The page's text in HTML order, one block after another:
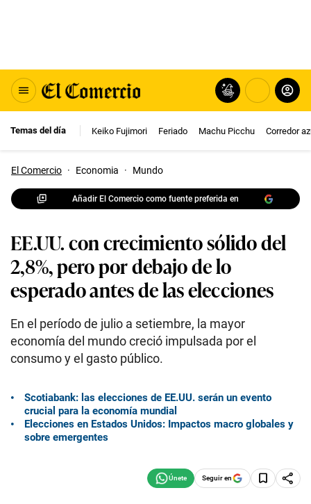
Temas del día Keiko Fujimori Feriado Machu Picchu Corredor
El Comercio · Economia · Mundo
Añadir El Comercio como fuente preferida en
EE.UU. con crecimiento sólido del
2,8%, pero por debajo de lo
esperado antes de las elecciones
En el período de julio a setiembre, la mayor
economía del mundo creció impulsada por el
consumo y el gasto público.
Scotiabank: las elecciones de EE.UU. serán un evento
crucial para la economía mundial
Elecciones en Estados Unidos: Impactos macro globales y
sobre emergentes
Seguir en